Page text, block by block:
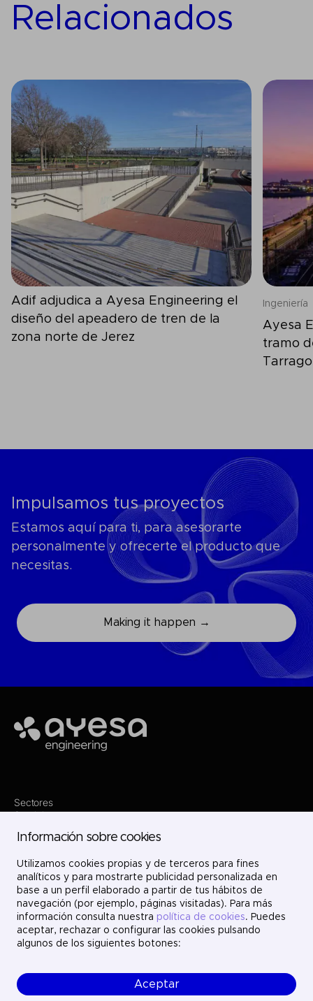
Relacionados
Adif adjudica a Ayesa Engineering el
diseño del apeadero de tren de la
zona norte de Jerez
Ingeniería
Ayesa
tramo
Impulsamos tus proyectos
Estamos aquí para ti, para asesorarte
personalmente y ofrecerte el producto que
necesitas.
Making it happen →
Ayesa
Sectores
Servicios
Proyectos
Únete
Contacto
LinkedIn
X
Instagram
YouTube
© Ayesa Engineering. Todos los derechos reservados.
Información sobre cookies
Utilizamos cookies propias y de terceros para fines
analíticos y para mostrarte publicidad personalizada en
base a un perfil elaborado a partir de tus hábitos de
navegación (por ejemplo, páginas visitadas). Para más
información consulta nuestra política de cookies. Puedes
aceptar, rechazar o configurar las cookies pulsando
algunos de los siguientes botones:
Aceptar